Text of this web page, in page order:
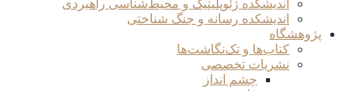
اندیشکده ژئوپلیتیک و محیط‌شناسی راهبردی
اندیشکده رسانه و جنگ شناختی
پژوهشگاه
کتاب‌ها و تک‌نگاشت‌ها
نشریات تخصصی
چشم انداز